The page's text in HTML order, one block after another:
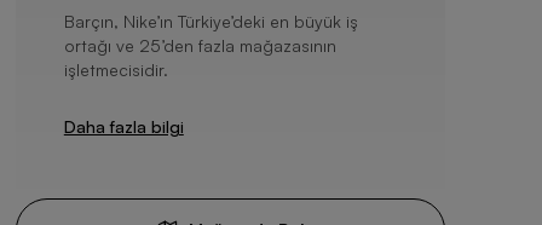
Barçın, Nike’ın Türkiye’deki en büyük iş
ortağı ve 25’den fazla mağazasının
işletmecisidir.
Daha fazla bilgi